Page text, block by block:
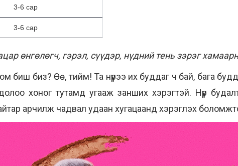
3-6 сар
3-6 сар
өнгөлөгч, гэрэл, сүүдэр, нүдний тень зэрэг
биш биз? Өө, тийм! Та нүүрээ их буддаг ч бай, бага
хоног тутамд угааж занших хэрэгтэй. Нүүр
арчилж чадвал удаан хугацаанд хэрэглэх